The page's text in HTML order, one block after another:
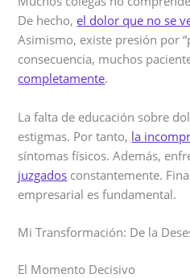
De hecho,el dolor que no se
Asimismo, existe presión por
consecuencia, muchos
completamente.
La falta de educación sobre
estigmas. Por tanto, la
síntomas físicos. Además,
juzgados constantemente.
empresarial es fundamental.
Mi Transformación: De la
El Momento Decisivo